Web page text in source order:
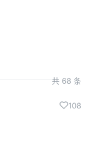
共 68 条
108